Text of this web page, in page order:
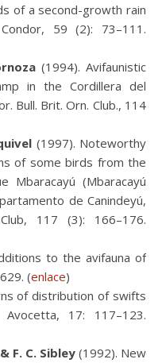
of a second-growth rain
59 (2): 73–111.
(1994). Avifaunistic
in the Cordillera del
Bull. Brit. Orn. Club., 114
(1997). Noteworthy
of some birds from the
Mbaracayú (Mbaracayú
de Canindeyú,
117 (3): 166–176.
to the avifauna of
(enlace)
of distribution of swifts
17: 117–123.
F. C. Sibley(1992). New